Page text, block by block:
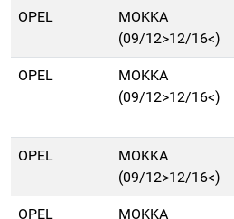
OPEL
MOKKA
(09/12>12/16<)
OPEL
MOKKA
(09/12>12/16<)
OPEL
MOKKA
(09/12>12/16<)
OPEL MOKKA